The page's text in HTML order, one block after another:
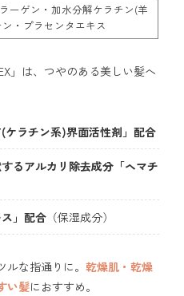
ーゲン・加水分解ケラチン(羊
・プラセンタエキス
」は、つやのある美しい髪へ
ラチン系)界面活性剤」配合
るアルカリ除去成分「ヘマチ
」配合 （保湿成分）
ルな指通りに。乾燥肌・乾燥
い髪におすすめ。